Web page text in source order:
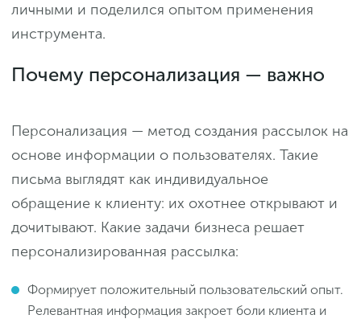
личными и поделился опытом применения
инструмента.
Почему персонализация — важно
Персонализация — метод создания рассылок на
основе информации о пользователях. Такие
письма выглядят как индивидуальное
обращение к клиенту: их охотнее открывают и
дочитывают. Какие задачи бизнеса решает
персонализированная рассылка:
Формирует положительный пользовательский опыт.
Релевантная информация закроет боли клиента и